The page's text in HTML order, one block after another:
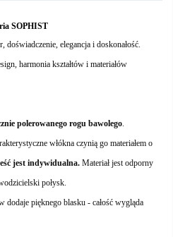
SOPHIST
doświadczenie, elegancja i doskonałość.
harmonia kształtów i materiałów
polerowanego rogu bawolego.
włókna czynią go materiałem o
jest indywidualna. Materiał jest odporny
połysk.
dodaje pięknego blasku - całość wygląda